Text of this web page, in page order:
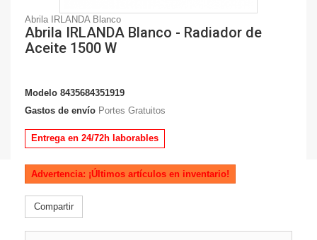
Abrila IRLANDA Blanco
Abrila IRLANDA Blanco - Radiador de
Aceite 1500 W
Modelo 8435684351919
Gastos de envío Portes Gratuitos
Entrega en 24/72h laborables
Advertencia: ¡Últimos artículos en inventario!
Compartir